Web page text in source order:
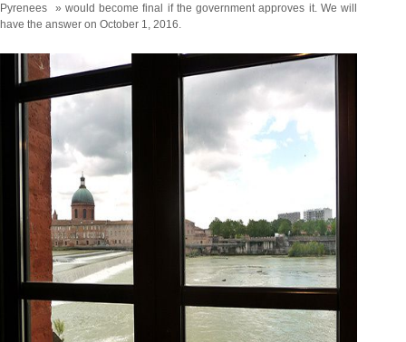
Pyrenees » would become final if the government approves it. We will
have the answer on October 1, 2016.